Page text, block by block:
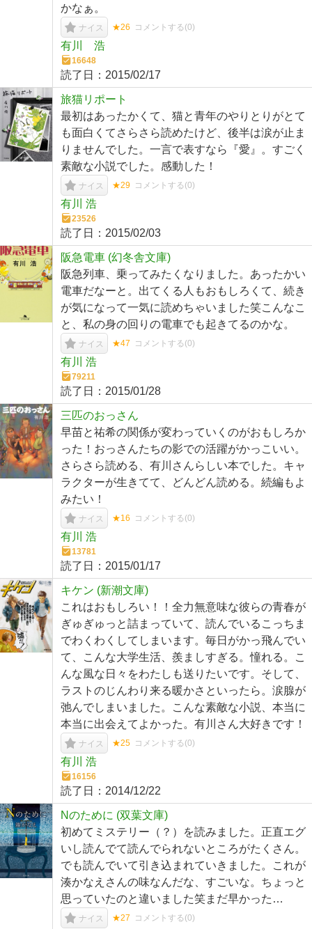
かなぁ。
ナイス ★26 コメントする(0)
有川 浩
16648
読了日： 2015/02/17
旅猫リポート
最初はあったかくて、猫と青年のやりとりがとて
も面白くてさらさら読めたけど、後半は涙が止ま
りませんでした。一言で表すなら『愛』。すごく
素敵な小説でした。感動した！
ナイス ★29 コメントする(0)
有川 浩
23526
読了日： 2015/02/03
阪急電車 (幻冬舎文庫)
阪急列車、乗ってみたくなりました。あったかい
電車だなーと。出てくる人もおもしろくて、続き
が気になって一気に読めちゃいました笑こんなこ
と、私の身の回りの電車でも起きてるのかな。
ナイス ★47 コメントする(0)
有川 浩
79211
読了日： 2015/01/28
三匹のおっさん
早苗と祐希の関係が変わっていくのがおもしろか
った！おっさんたちの影での活躍がかっこいい。
さらさら読める、有川さんらしい本でした。キャ
ラクターが生きてて、どんどん読める。続編もよ
みたい！
ナイス ★16 コメントする(0)
有川 浩
13781
読了日： 2015/01/17
キケン (新潮文庫)
これはおもしろい！！全力無意味な彼らの青春が
ぎゅぎゅっと詰まっていて、読んでいるこっちま
でわくわくしてしまいます。毎日がかっ飛んでい
て、こんな大学生活、羨ましすぎる。憧れる。こ
んな風な日々をわたしも送りたいです。そして、
ラストのじんわり来る暖かさといったら。涙腺が
弛んでしまいました。こんな素敵な小説、本当に
本当に出会えてよかった。有川さん大好きです！
ナイス ★25 コメントする(0)
有川 浩
16156
読了日： 2014/12/22
Nのために (双葉文庫)
初めてミステリー（？）を読みました。正直エグ
いし読んでて読んでられないところがたくさん。
でも読んでいて引き込まれていきました。これが
湊かなえさんの味なんだな、すごいな。ちょっと
思っていたのと違いました笑まだ早かった…
ナイス ★27 コメントする(0)